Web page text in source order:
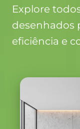
Explore
desenhados
eficiência e